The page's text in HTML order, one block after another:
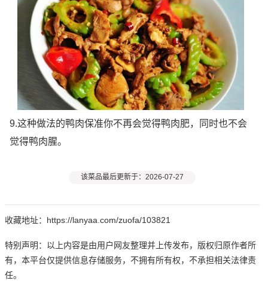
9.这种做法的鸭肉保准你不再会觉得鸭肉肥，同时也不会
觉得鸭肉腥。
该菜品最后更新于：2026-07-27
收藏地址：https://lanyaa.com/zuofa/103821
特别声明：以上内容是由用户网友整理并上传发布，版权归原作者所
有，本平台仅提供信息存储服务，不拥有所有权，不承担相关法律责
任。